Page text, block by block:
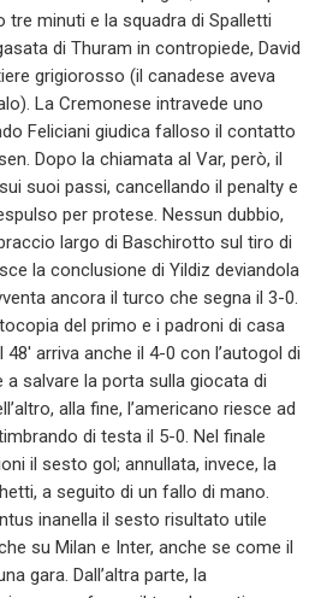
tre minuti e la squadra di Spalletti
di Thuram in contropiede, David
grigiorosso (il canadese aveva
La Cremonese intravede uno
Feliciani giudica falloso il contatto
Dopo la chiamata al Var, però, il
suoi passi, cancellando il penalty e
per protese. Nessun dubbio,
largo di Baschirotto sul tiro di
la conclusione di Yildiz deviandola
ancora il turco che segna il 3-0.
del primo e i padroni di casa
arriva anche il 4-0 con l’autogol di
salvare la porta sulla giocata di
alla fine, l’americano riesce ad
di testa il 5-0. Nel finale
il sesto gol; annullata, invece, la
a seguito di un fallo di mano.
inanella il sesto risultato utile
su Milan e Inter, anche se come il
gara. Dall’altra parte, la